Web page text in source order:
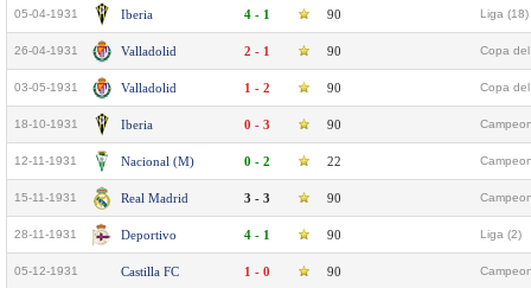
05-04-1931 Iberia 4 - 1 90 Liga (18)
26-04-1931 Valladolid 2 - 1 90 Copa
03-05-1931 Valladolid 1 - 2 90 Copa
18-10-1931 Iberia 0 - 3 90
12-11-1931 Nacional (M) 0 - 2 22
15-11-1931 Real Madrid 3 - 3 90
28-11-1931 Deportivo 4 - 1 90 Liga (2)
05-12-1931 Castilla FC 1 - 0 90